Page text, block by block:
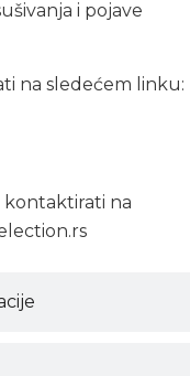
i pojave
na sledećem linku:
kontaktirati na